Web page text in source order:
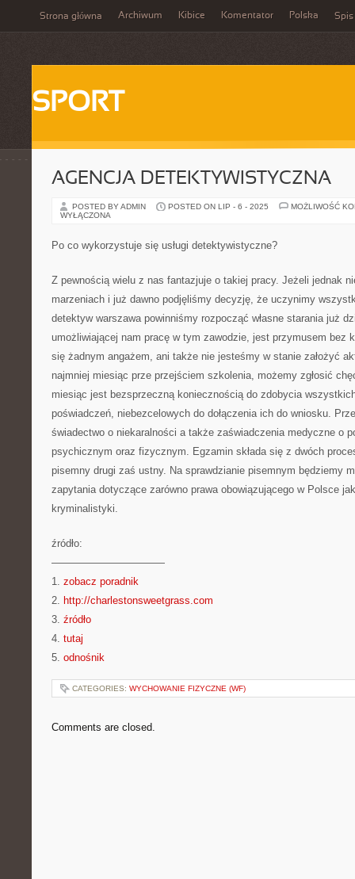
Strona główna Archiwum Kibice Komentator Polska Spis
SPORT
AGENCJA DETEKTYWISTYCZNA
POSTED BY ADMIN POSTED ON LIP - 6 - 2025
MOŻLIWOŚĆ
WYŁĄCZONA
Po co wykorzystuje się usługi detektywistyczne?
Z pewnością wielu z nas fantazjuje o takiej pracy. Jeżeli jednak
marzeniach i już dawno podjęliśmy decyzję, że uczynimy
detektyw warszawa powinniśmy rozpocząć własne starania już
umożliwiającej nam pracę w tym zawodzie, jest przymusem bez
się żadnym angażem, ani także nie jesteśmy w stanie założyć
najmniej miesiąc prze przejściem szkolenia, możemy zgłosić
miesiąc jest bezsprzeczną koniecznością do zdobycia
poświadczeń, niebezcelowych do dołączenia ich do wniosku.
świadectwo o niekaralności a także zaświadczenia medyczne o
psychicznym oraz fizycznym. Egzamin składa się z dwóch
pisemny drugi zaś ustny. Na sprawdzianie pisemnym będziemy
zapytania dotyczące zarówno prawa obowiązującego w Polsce
kryminalistyki.
źródło:
———————————
1. zobacz poradnik
2. http://charlestonsweetgrass.com
3. źródło
4. tutaj
5. odnośnik
CATEGORIES: WYCHOWANIE FIZYCZNE (WF)
Comments are closed.